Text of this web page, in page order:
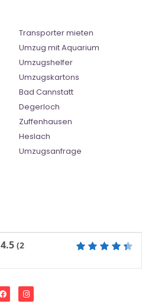
Transporter mieten
Umzug mit Aquarium
Umzugshelfer
Umzugskartons
Bad Cannstatt
Degerloch
Zuffenhausen
Heslach
Umzugsanfrage
4.5 (2